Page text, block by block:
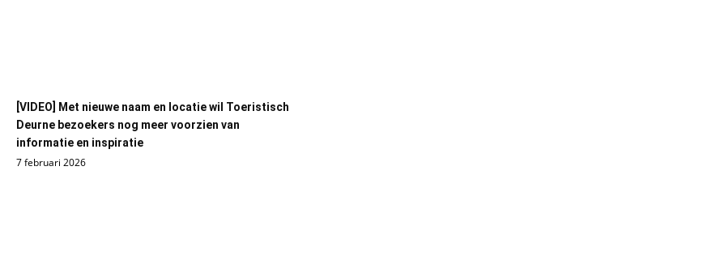
[VIDEO] Met nieuwe naam en locatie wil Toeristisch
Deurne bezoekers nog meer voorzien van
informatie en inspiratie
7 februari 2026